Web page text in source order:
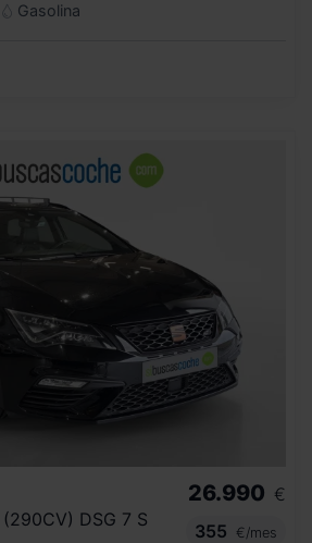
Gasolina
DSG 7 S
26.990 €
355
€/mes